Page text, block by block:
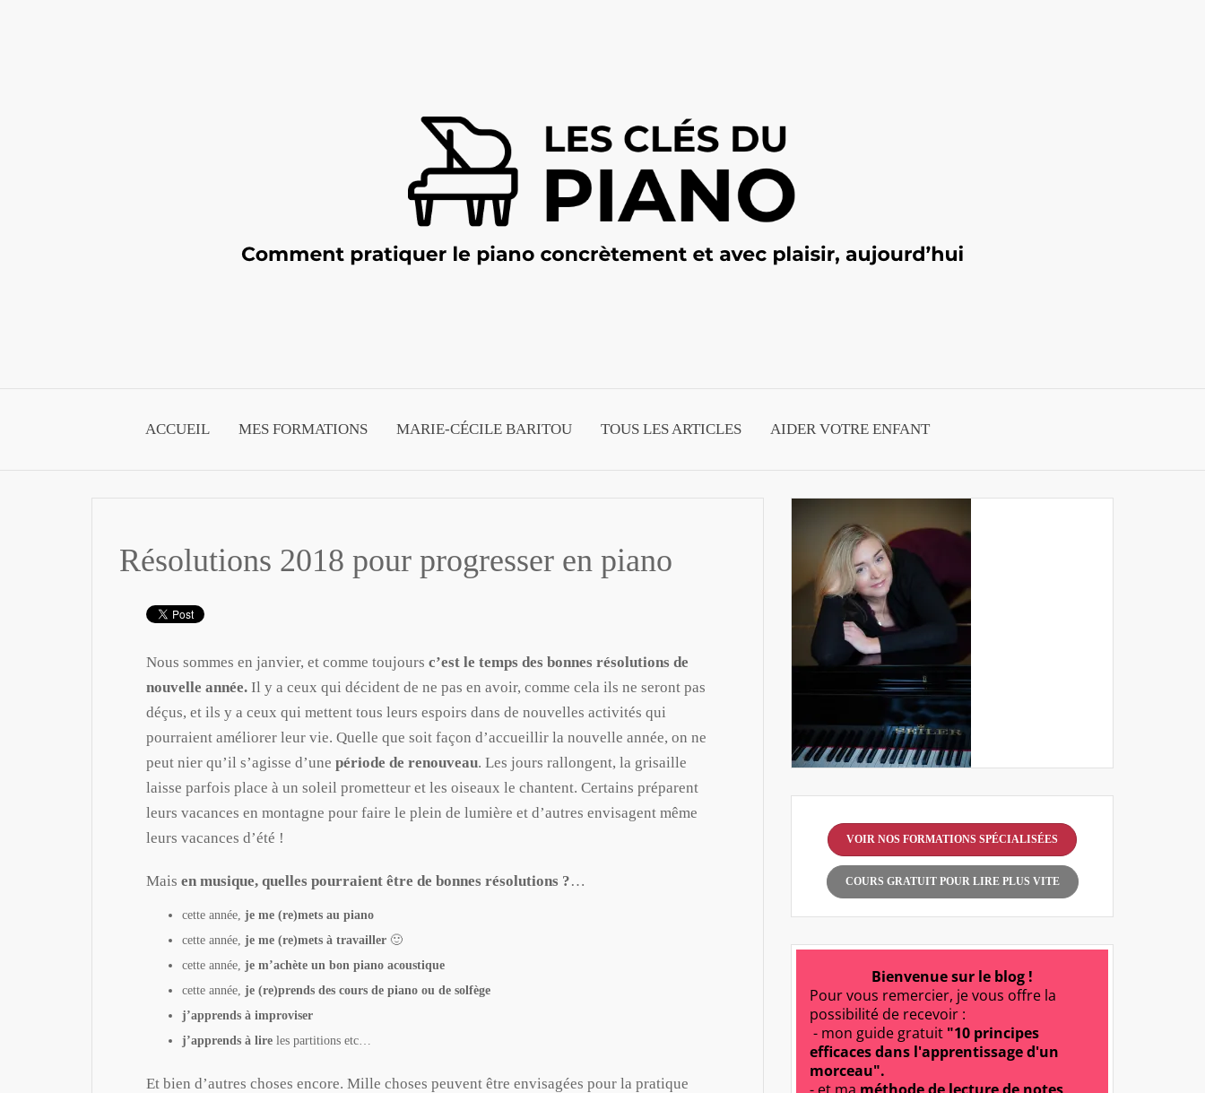
ACCUEIL MES FORMATIONS MARIE-CÉCILE BARITOU TOUS LES ARTICLES AIDER VOTRE ENFANT
Résolutions 2018 pour progresser en piano
Nous sommes en janvier, et comme toujours c’est le temps des bonnes résolutions de
nouvelle année. Il y a ceux qui décident de ne pas en avoir, comme cela ils ne seront pas
déçus, et ils y a ceux qui mettent tous leurs espoirs dans de nouvelles activités qui
pourraient améliorer leur vie. Quelle que soit façon d’accueillir la nouvelle année, on ne
peut nier qu’il s’agisse d’une période de renouveau. Les jours rallongent, la grisaille
laisse parfois place à un soleil prometteur et les oiseaux le chantent. Certains préparent
leurs vacances en montagne pour faire le plein de lumière et d’autres envisagent même
leurs vacances d’été !
Mais en musique, quelles pourraient être de bonnes résolutions ?…
cette année, je me (re)mets au piano
cette année, je me (re)mets à travailler 🙂
cette année, je m’achète un bon piano acoustique
cette année, je (re)prends des cours de piano ou de solfège
j’apprends à improviser
j’apprends à lire les partitions etc…
Et bien d’autres choses encore. Mille choses peuvent être envisagées pour la pratique
VOIR NOS FORMATIONS SPÉCIALISÉES
COURS GRATUIT POUR LIRE PLUS VITE